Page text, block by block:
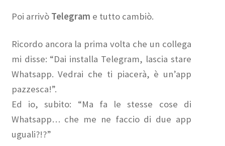
Poi arrivò Telegram e tutto cambiò.
Ricordo ancora la prima volta che un collega
mi disse: “Dai installa Telegram, lascia stare
Whatsapp. Vedrai che ti piacerà, è un’app
pazzesca!”.
Ed io, subito: “Ma fa le stesse cose di
Whatsapp… che me ne faccio di due app
uguali?!?”